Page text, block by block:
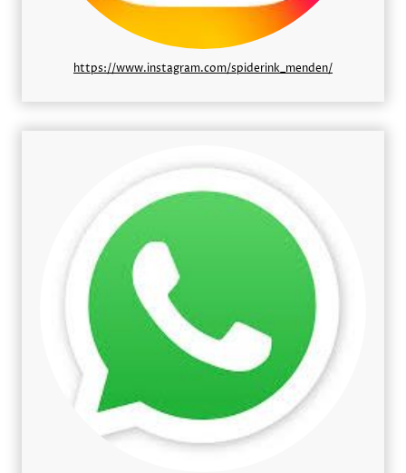
https://www.instagram.com/spiderink_menden/